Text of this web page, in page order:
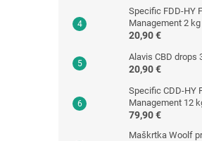
Specific FDD-HY
Management 2 kg
20,90 €
Alavis CBD drops
20,90 €
Specific CDD-HY
Management 12
79,90 €
Maškrtka Woolf